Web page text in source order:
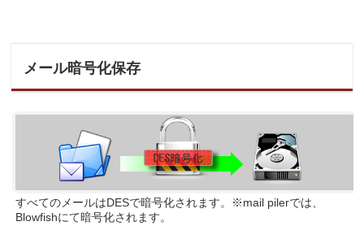
メール暗号化保存
すべてのメールはDESで暗号化されます。※mail pilerでは、
Blowfishにて暗号化されます。